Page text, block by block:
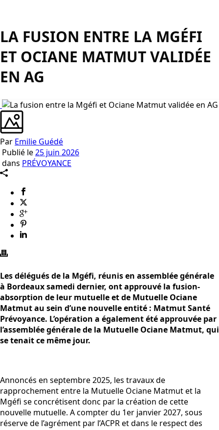
LA FUSION ENTRE LA MGÉFI
ET OCIANE MATMUT VALIDÉE
EN AG
Par Emilie Guédé
Publié le25 juin 2026
dans PRÉVOYANCE
Les délégués de la Mgéfi, réunis en assemblée générale
à Bordeaux samedi dernier, ont approuvé la fusion-
absorption de leur mutuelle et de Mutuelle Ociane
Matmut au sein d’une nouvelle entité : Matmut Santé
Prévoyance. L’opération a également été approuvée par
l’assemblée générale de la Mutuelle Ociane Matmut, qui
se tenait ce même jour.
Annoncés en septembre 2025, les travaux de
rapprochement entre la Mutuelle Ociane Matmut et la
Mgéfi se concrétisent donc par la création de cette
nouvelle mutuelle. A compter du 1er janvier 2027, sous
réserve de l’agrément par l’ACPR et dans le respect des